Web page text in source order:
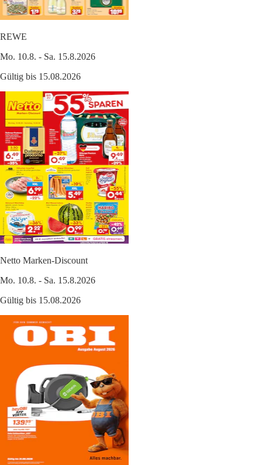
REWE
Mo. 10.8. - Sa. 15.8.2026
Gültig bis 15.08.2026
Netto Marken-Discount
Mo. 10.8. - Sa. 15.8.2026
Gültig bis 15.08.2026